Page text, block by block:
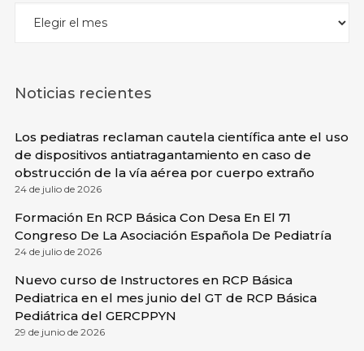
Noticias recientes
Los pediatras reclaman cautela científica ante el uso
de dispositivos antiatragantamiento en caso de
obstrucción de la vía aérea por cuerpo extraño
24 de julio de 2026
Formación En RCP Básica Con Desa En El 71
Congreso De La Asociación Española De Pediatría
24 de julio de 2026
Nuevo curso de Instructores en RCP Básica
Pediatrica en el mes junio del GT de RCP Básica
Pediátrica del GERCPPYN
29 de junio de 2026